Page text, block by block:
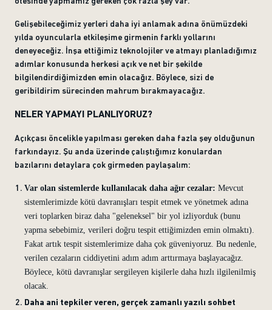
Gelişebileceğimiz yerleri daha iyi anlamak adına önümüzdeki
yılda oyuncularla etkileşime girmenin farklı yollarını
deneyeceğiz. İnşa ettiğimiz teknolojiler ve atmayı planladığımız
adımlar konusunda herkesi açık ve net bir şekilde
bilgilendirdiğimizden emin olacağız. Böylece, sizi de
geribildirim sürecinden mahrum bırakmayacağız.
NELER YAPMAYI PLANLIYORUZ?
Açıkçası öncelikle yapılması gereken daha fazla şey olduğunun
farkındayız. Şu anda üzerinde çalıştığımız konulardan
bazılarını detaylara çok girmeden paylaşalım:
Var olan sistemlerde kullanılacak daha ağır cezalar: Mevcut
sistemlerimizde kötü davranışları tespit etmek ve yönetmek adına
veri toplarken biraz daha "geleneksel" bir yol izliyorduk (bunu
yapma sebebimiz, verileri doğru tespit ettiğimizden emin olmaktı).
Fakat artık tespit sistemlerimize daha çok güveniyoruz. Bu nedenle,
verilen cezaların ciddiyetini adım adım arttırmaya başlayacağız.
Böylece, kötü davranışlar sergileyen kişilerle daha hızlı ilgilenilmiş
olacak.
Daha ani tepkiler veren, gerçek zamanlı yazılı sohbet